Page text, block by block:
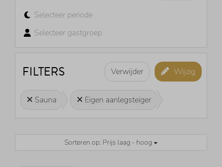
Selecteer periode
Selecteer gastgroep
FILTERS Verwijder Wijzig
Sauna Eigen aanlegsteiger
Sorteren op: Prijs laag - hoog